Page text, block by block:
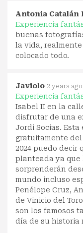
Antonia Catalán
Experiencia
buenas
la vida,
colocado todo.
Javiolo 2 years ago
Experiencia
Isabel II en la
disfrutar de una
Jordi Socias.
gratuitamente del
2024 puedo decir
planteada ya que
sorprenderán
mundo incluso
Penélope Cruz,
de Vinicio del
son los famosos
día de su historia